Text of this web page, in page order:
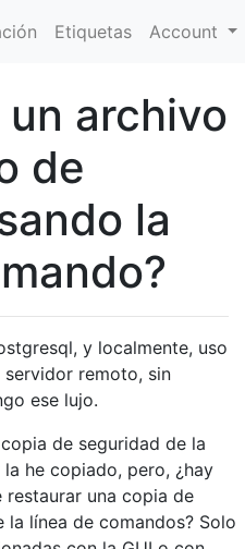
Etiquetas Account
un archivo
de
la
y localmente, uso
servidor remoto, sin
ese lujo.
de seguridad de la
he copiado, pero, ¿hay
restaurar una copia de
la línea de comandos? Solo